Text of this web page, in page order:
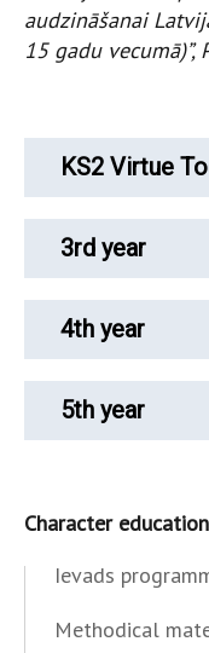
audzināšanai
15 gadu
KS2 Virtue
3rd year
4th year
5th year
Character
Ievads
Methodical